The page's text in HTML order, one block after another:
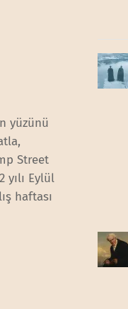
yüzünü
Street
yılı Eylül
haftası